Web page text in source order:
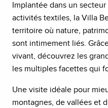
Implantée dans un secteur
activités textiles, la Villa
territoire où nature,
sont intimement liés.
vivant, découvrez les
les multiples facettes qui
Une visite idéale pour
montagnes, de vallées et